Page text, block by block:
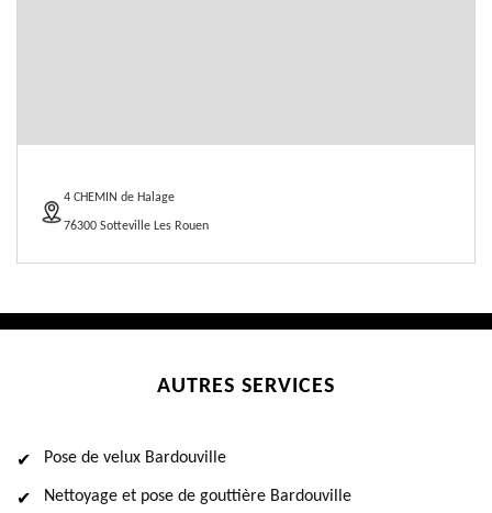
4 CHEMIN de Halage
76300 Sotteville Les Rouen
AUTRES SERVICES
Pose de velux Bardouville
Nettoyage et pose de gouttière Bardouville